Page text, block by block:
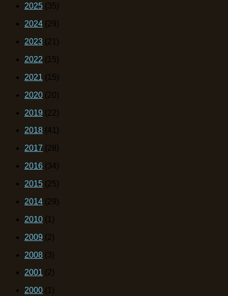
2025 (35)
2024 (29)
2023 (21)
2022 (15)
2021 (15)
2020 (20)
2019 (22)
2018 (41)
2017 (28)
2016 (34)
2015 (25)
2014 (29)
2010 (1)
2009 (2)
2008 (3)
2001 (2)
2000 (1)